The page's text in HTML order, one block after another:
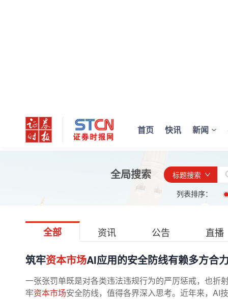
首页 快讯 新闻
全局搜索
标题搜索
列表排序：
全部 资讯 公告 直播
筑牢资本市场AI应用的安全防线有赖多方合
一张张罚单既是对各类违法违规行为的严厉惩戒，也折
牢资本市场安全防线，值得各界深入思考。近年来，AI